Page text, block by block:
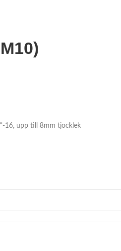
16, upp till 8mm tjocklek